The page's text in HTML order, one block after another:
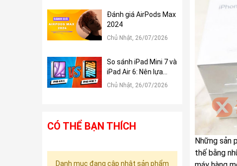
Những sản
thế bằng
Đánh giá AirPods Max
2024
Chủ Nhật, 26/07/2026
So sánh iPad Mini 7 và
iPad Air 6: Nên lựa
chọn tablet nào?
Chủ Nhật, 26/07/2026
CÓ THỂ BẠN THÍCH
Danh mục đang cập nhật sản phẩm